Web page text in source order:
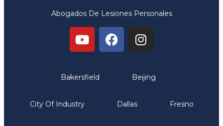
Abogados De Lesiones Personales
Bakersfield Beijing
City Of Industry Dallas Fresno